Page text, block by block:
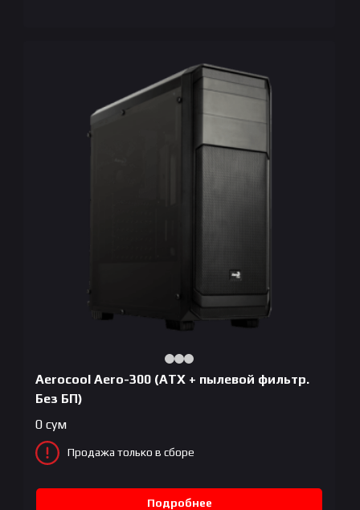
Aerocool Aero-300 (ATX + пылевой фильтр.
Без БП)
0 сум
Продажа только в сборе
Подробнее